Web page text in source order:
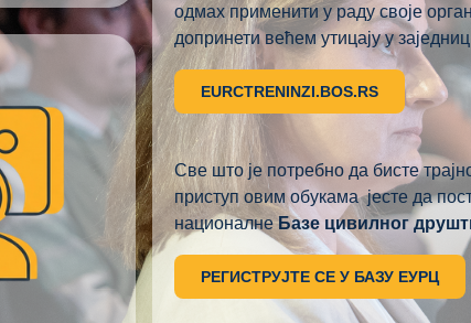
одмах применити у раду своје
допринети већем утицају у
EURCTRENINZI.BOS.RS
Све што је потребно да бисте
приступ овим обукама јесте да
националнеБазе цивилног
РЕГИСТРУЈТЕ СЕ У БАЗУ ЕУРЦ